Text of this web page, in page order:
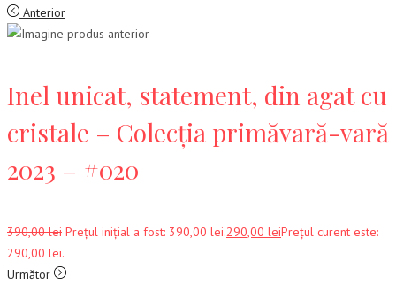
Anterior
Inel unicat, statement, din agat cu
cristale – Colecția primăvară-vară
2023 – #020
390,00lei Prețul inițial a fost: 390,00 lei.290,00 leiPrețul curent este:
290,00 lei.
Următor